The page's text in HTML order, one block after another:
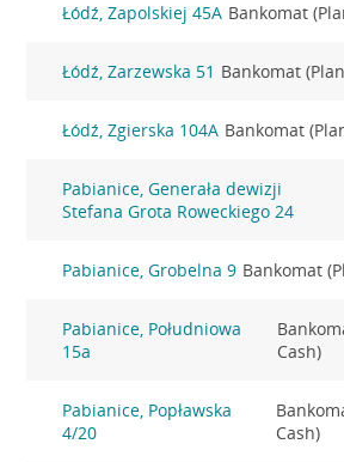
Łódź, Zapolskiej 45A Bankomat
Łódź, Zarzewska 51 Bankomat
Łódź, Zgierska 104A Bankomat
Pabianice, Generała dewizji
Stefana Grota Roweckiego 24
Pabianice, Grobelna 9 Bankomat
Pabianice, Południowa
15a
Cash)
Pabianice, Popławska
4/20
Cash)